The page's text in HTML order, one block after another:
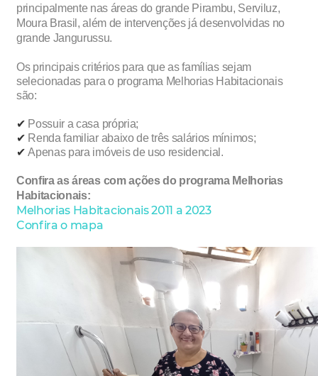
principalmente nas áreas do grande Pirambu, Serviluz,
Moura Brasil, além de intervenções já desenvolvidas no
grande Jangurussu.
Os principais critérios para que as famílias sejam
selecionadas para o programa Melhorias Habitacionais
são:
✔︎ Possuir a casa própria;
✔︎ Renda familiar abaixo de três salários mínimos;
✔︎Apenas para imóveis de uso residencial.
Confira as áreas com ações do programa Melhorias
Habitacionais:
Melhorias Habitacionais 2011 a 2023
Confira o mapa